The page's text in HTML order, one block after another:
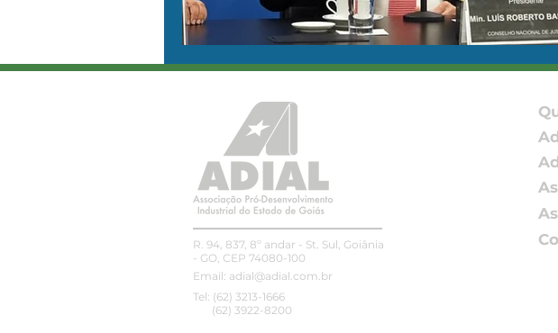
R. 94, 837, 8º andar - St. Sul, Goiânia
- GO, CEP 74080-100
Email: adial@adial.com.br
Tel: (62) 3213-1666
(62) 3922-8200